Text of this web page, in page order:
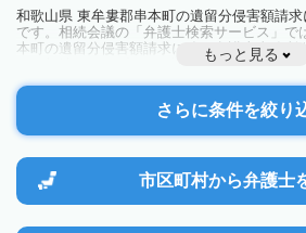
和歌山県 東牟婁郡串本町の遺留分侵害額請
です。相続会議の「弁護士検索サービス」で
本町の遺留分侵害額請求に強い弁護士事務所
す。相続のトラブルやお悩みを抱えている方
してみましょう。
もっと見る
さらに条件を絞り
市区町村から弁護士